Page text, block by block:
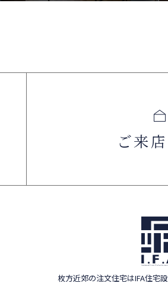
ご来
枚方近郊の注文住宅はIFA住宅